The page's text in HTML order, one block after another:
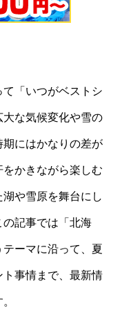
「いつがベストシ
な気候変化や雪の
にはかなりの差が
かきながら楽しむ
や雪原を舞台にし
記事では「北海
ーマに沿って、夏
事情まで、最新情